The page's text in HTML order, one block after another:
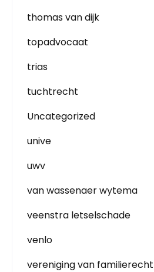
thomas van dijk
topadvocaat
trias
tuchtrecht
Uncategorized
unive
uwv
van wassenaer wytema
veenstra letselschade
venlo
vereniging van